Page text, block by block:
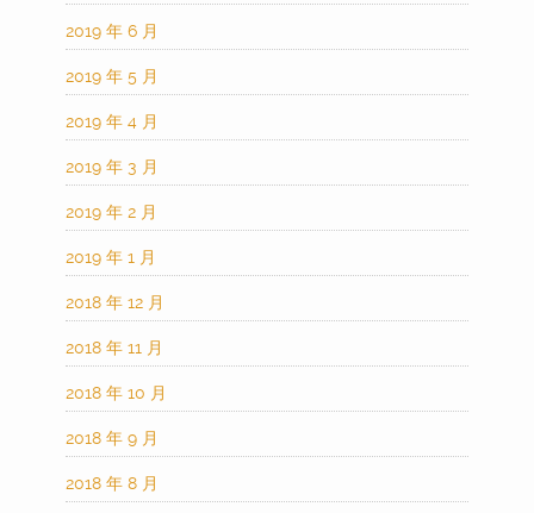
2019 年 6 月
2019 年 5 月
2019 年 4 月
2019 年 3 月
2019 年 2 月
2019 年 1 月
2018 年 12 月
2018 年 11 月
2018 年 10 月
2018 年 9 月
2018 年 8 月